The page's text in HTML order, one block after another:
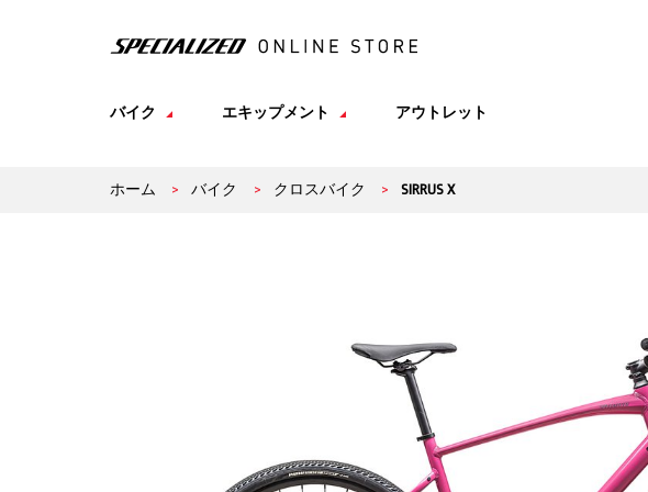
バイク エキップメント アウトレット
ホーム > バイク > クロスバイク > SIRRUS X